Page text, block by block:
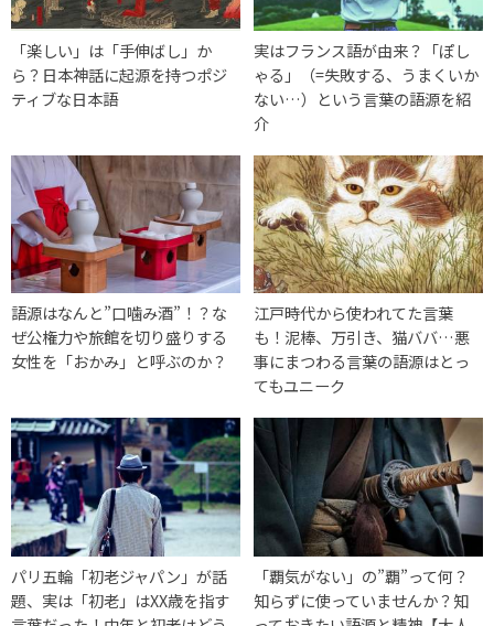
「楽しい」は「手伸ばし」か
ら？日本神話に起源を持つポジ
ティブな日本語
実はフランス語が由来？「ぽし
ゃる」（=失敗する、うまくいか
ない…）という言葉の語源を紹
介
語源はなんと”口噛み酒”！？な
ぜ公権力や旅館を切り盛りする
女性を「おかみ」と呼ぶのか？
江戸時代から使われてた言葉
も！泥棒、万引き、猫ババ…悪
事にまつわる言葉の語源はとっ
てもユニーク
パリ五輪「初老ジャパン」が話
題、実は「初老」はXX歳を指す
「覇気がない」の”覇”って何？
知らずに使っていませんか？知